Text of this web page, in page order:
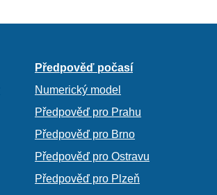
Předpověď počasí
Numerický model
Předpověď pro Prahu
Předpověď pro Brno
Předpověď pro Ostravu
Předpověď pro Plzeň